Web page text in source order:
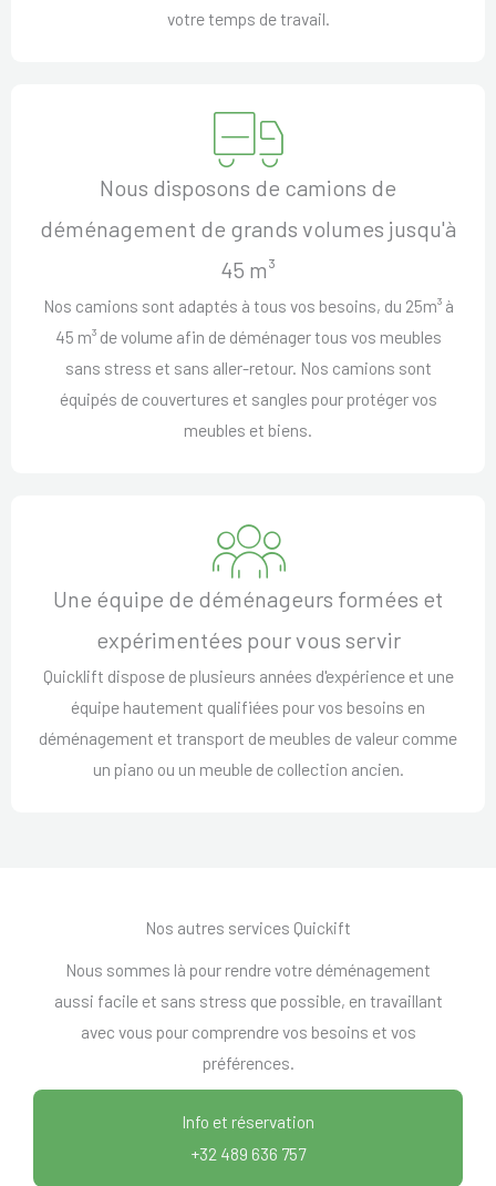
votre temps de travail.
Nous disposons de camions de
déménagement de grands volumes jusqu'à
45 m³
Nos camions sont adaptés à tous vos besoins, du 25m³ à
45 m³ de volume afin de déménager tous vos meubles
sans stress et sans aller-retour. Nos camions sont
équipés de couvertures et sangles pour protéger vos
meubles et biens.
Une équipe de déménageurs formées et
expérimentées pour vous servir
Quicklift dispose de plusieurs années d'expérience et une
équipe hautement qualifiées pour vos besoins en
déménagement et transport de meubles de valeur comme
un piano ou un meuble de collection ancien.
Nos autres services Quickift
Nous sommes là pour rendre votre déménagement
aussi facile et sans stress que possible, en travaillant
avec vous pour comprendre vos besoins et vos
préférences.
Info et réservation
+32 489 636 757